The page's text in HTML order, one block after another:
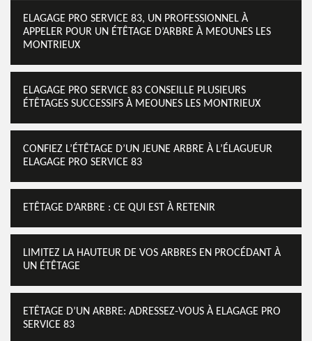
ELAGAGE PRO SERVICE 83, UN PROFESSIONNEL À
APPELER POUR UN ÉTÊTAGE D’ARBRE À MEOUNES LES
MONTRIEUX
ELAGAGE PRO SERVICE 83 CONSEILLE PLUSIEURS
ÉTÊTAGES SUCCESSIFS À MEOUNES LES MONTRIEUX
CONFIEZ L’ÉTÊTAGE D’UN JEUNE ARBRE À L’ÉLAGUEUR
ELAGAGE PRO SERVICE 83
ETÊTAGE D’ARBRE : CE QUI EST À RETENIR
LIMITEZ LA HAUTEUR DE VOS ARBRES EN PROCÉDANT À
UN ÉTÊTAGE
ETÊTAGE D’UN ARBRE: ADRESSEZ-VOUS À ELAGAGE PRO
SERVICE 83